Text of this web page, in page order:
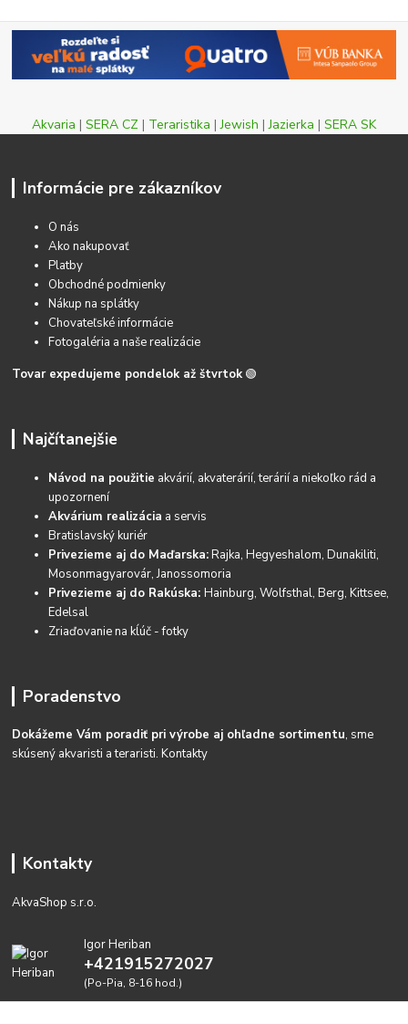
Akvaria | SERA CZ | Teraristika |Jewish |Jazierka | SERA SK
Informácie pre zákazníkov
O nás
Ako nakupovať
Platby
Obchodné podmienky
Nákup na splátky
Chovateľské informácie
Fotogaléria a naše realizácie
Tovar expedujeme pondelok až štvrtok 🟢
Najčítanejšie
Návod na použitie akvárií, akvaterárií, terárií a niekoľko rád a
upozornení
Akvárium realizácia a servis
Bratislavský kuriér
Privezieme aj do Maďarska:Rajka, Hegyeshalom, Dunakiliti,
Mosonmagyarovár, Janossomoria
Privezieme aj do Rakúska:Hainburg, Wolfsthal, Berg, Kittsee,
Edelsal
Zriaďovanie na kĺúč - fotky
Poradenstvo
Dokážeme Vám poradiť pri výrobe aj ohľadne sortimentu, sme
skúsený akvaristi a teraristi.Kontakty
Kontakty
AkvaShop s.r.o.
Igor Heriban
+421915272027
(Po-Pia, 8-16 hod.)